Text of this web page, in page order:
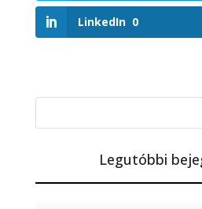
LinkedIn 0
Legutóbbi